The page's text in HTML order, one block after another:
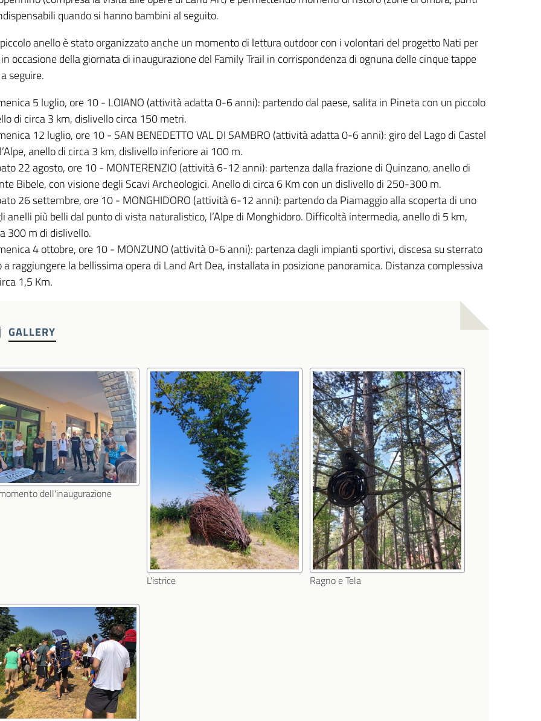
quando si hanno bambini al seguito.
anello è stato organizzato anche un momento di lettura outdoor con i volontari del progetto Nati per
occasione della giornata di inaugurazione del Family Trail in corrispondenza di ognuna delle cinque tappe
seguire.
5 luglio, ore 10 - LOIANO (attività adatta 0-6 anni): partendo dal paese, salita in Pineta con un piccolo
di circa 3 km, dislivello circa 150 metri.
12 luglio, ore 10 - SAN BENEDETTO VAL DI SAMBRO (attività adatta 0-6 anni): giro del Lago di Castel
anello di circa 3 km, dislivello inferiore ai 100 m.
22 agosto, ore 10 - MONTERENZIO (attività 6-12 anni): partenza dalla frazione di Quinzano, anello di
Bibele, con visione degli Scavi Archeologici. Anello di circa 6 Km con un dislivello di 250-300 m.
26 settembre, ore 10 - MONGHIDORO (attività 6-12 anni): partendo da Piamaggio alla scoperta di uno
anelli più belli dal punto di vista naturalistico, l’Alpe di Monghidoro. Difficoltà intermedia, anello di 5 km,
300 m di dislivello.
4 ottobre, ore 10 - MONZUNO (attività 0-6 anni): partenza dagli impianti sportivi, discesa su sterrato
a raggiungere la bellissima opera di Land Art Dea, installata in posizione panoramica. Distanza complessiva
1,5 Km.
GALLERY
dell'inaugurazione
L'istrice Ragno e Tela